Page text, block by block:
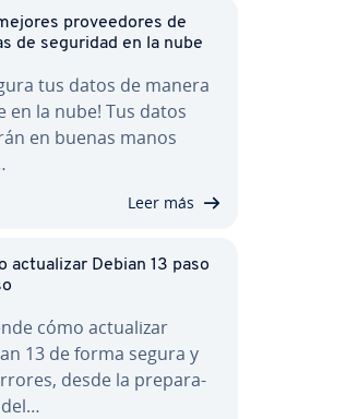
pro­vee­do­res de
de seguridad en la nube
tus datos de manera
en la nube! Tus datos
en buenas manos
Leer más
ac­tua­li­zar Debian 13 paso
cómo ac­tua­li­zar
13 de forma segura y
desde la pre­pa­ra­